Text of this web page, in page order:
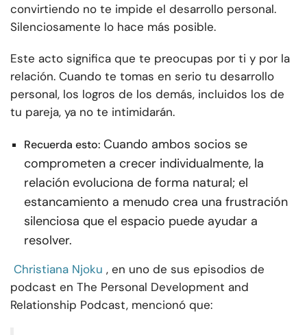
convirtiendo no te impide el desarrollo personal.
Silenciosamente lo hace más posible.
Este acto significa que te preocupas por ti y por la
relación. Cuando te tomas en serio tu desarrollo
personal, los logros de los demás, incluidos los de
tu pareja, ya no te intimidarán.
Recuerda esto: Cuando ambos socios se
comprometen a crecer individualmente, la
relación evoluciona de forma natural; el
estancamiento a menudo crea una frustración
silenciosa que el espacio puede ayudar a
resolver.
Christiana Njoku , en uno de sus episodios de
podcast en The Personal Development and
Relationship Podcast, mencionó que: